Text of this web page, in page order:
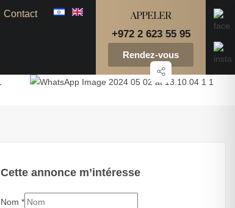
Contact APPELER
+972 2 623 55 95
Rendez-vous
Cette annonce m’intéresse
Nom *